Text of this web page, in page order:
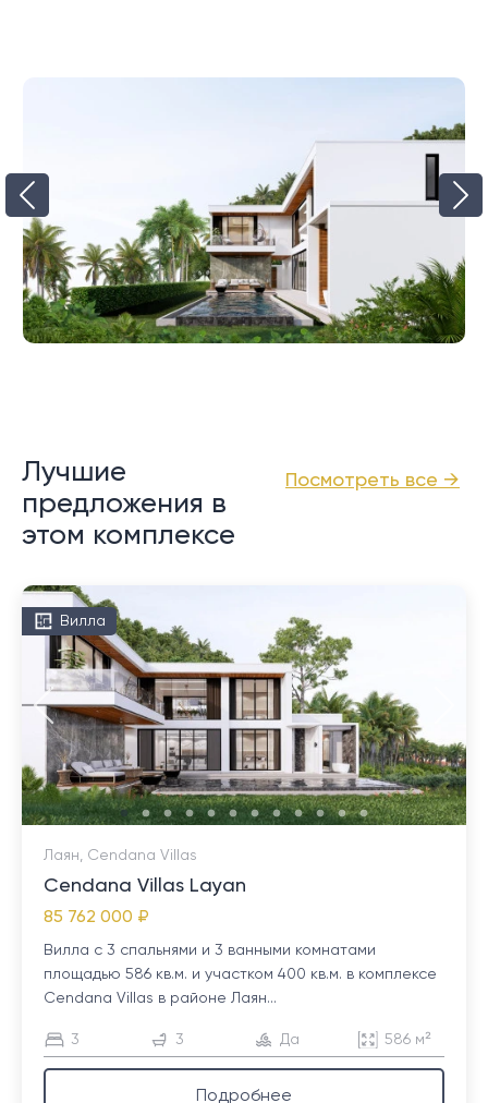
Посмотреть все →
Лучшие
предложения в
этом комплексе
Вилла
Лаян, Cendana Villas
Cendana Villas Layan
85 762 000 ₽
Вилла с 3 спальнями и 3 ванными комнатами
площадью 586 кв.м. и участком 400 кв.м. в комплексе
Cendana Villas в районе Лаян...
3 3 Да 586 м²
Подробнее